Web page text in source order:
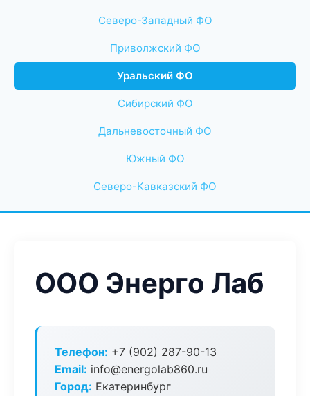
Северо-Западный ФО
Приволжский ФО
Уральский ФО
Сибирский ФО
Дальневосточный ФО
Южный ФО
Северо-Кавказский ФО
ООО Энерго Лаб
Телефон: +7 (902) 287-90-13
Email: info@energolab860.ru
Город: Екатеринбург